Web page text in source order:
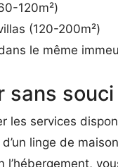
120m²)
(120-200m²)
le même
sans souci
les services
linge de